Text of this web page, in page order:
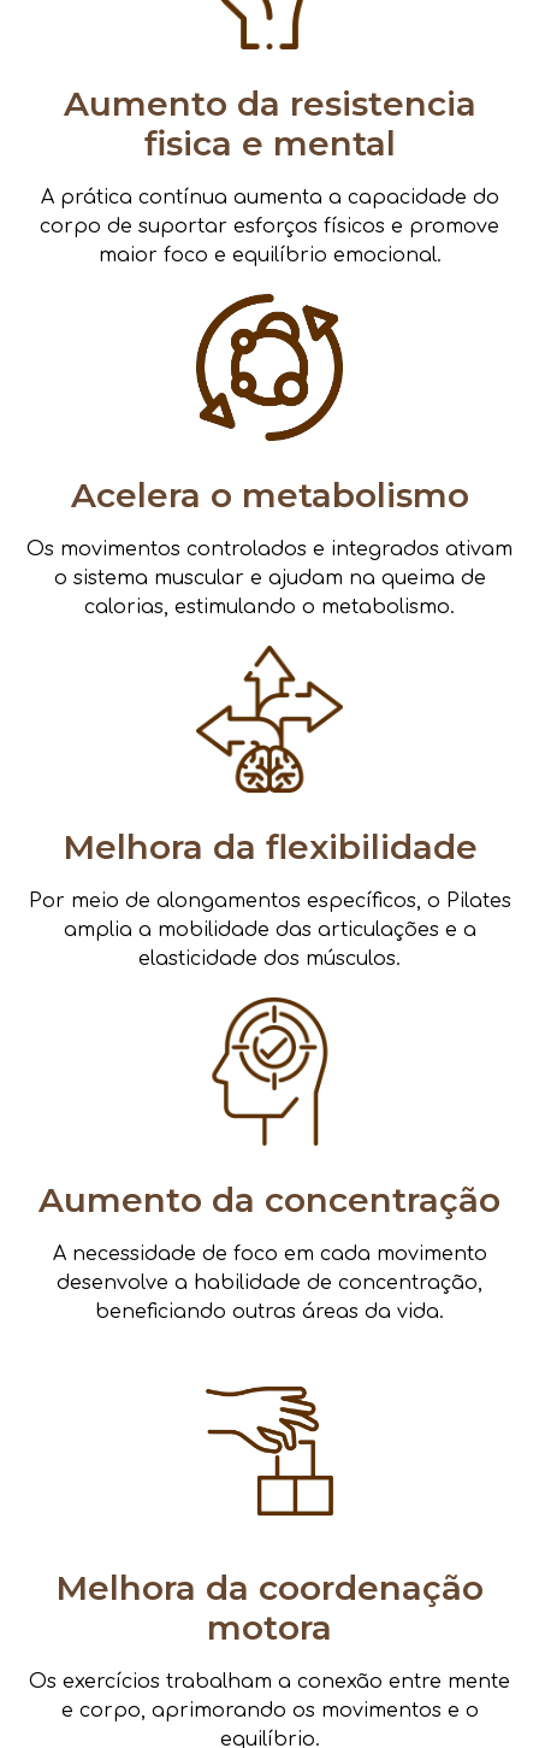
Aumento da resistencia
fisica e mental
A prática contínua aumenta a capacidade do
corpo de suportar esforços físicos e promove
maior foco e equilíbrio emocional.
Acelera o metabolismo
Os movimentos controlados e integrados ativam
o sistema muscular e ajudam na queima de
calorias, estimulando o metabolismo.
Melhora da flexibilidade
Por meio de alongamentos específicos, o Pilates
amplia a mobilidade das articulações e a
elasticidade dos músculos.
Aumento da concentração
A necessidade de foco em cada movimento
desenvolve a habilidade de concentração,
beneficiando outras áreas da vida.
Melhora da coordenação
motora
Os exercícios trabalham a conexão entre mente
e corpo, aprimorando os movimentos e o
equilíbrio.